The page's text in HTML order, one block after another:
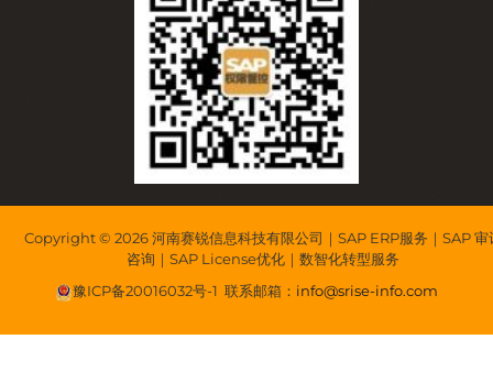
Copyright © 2026 河南赛锐信息科技有限公司｜SAP ERP服务｜SAP 审
咨询｜SAP License优化｜数智化转型服务
豫ICP备20016032号-1 联系邮箱： info@srise-info.com